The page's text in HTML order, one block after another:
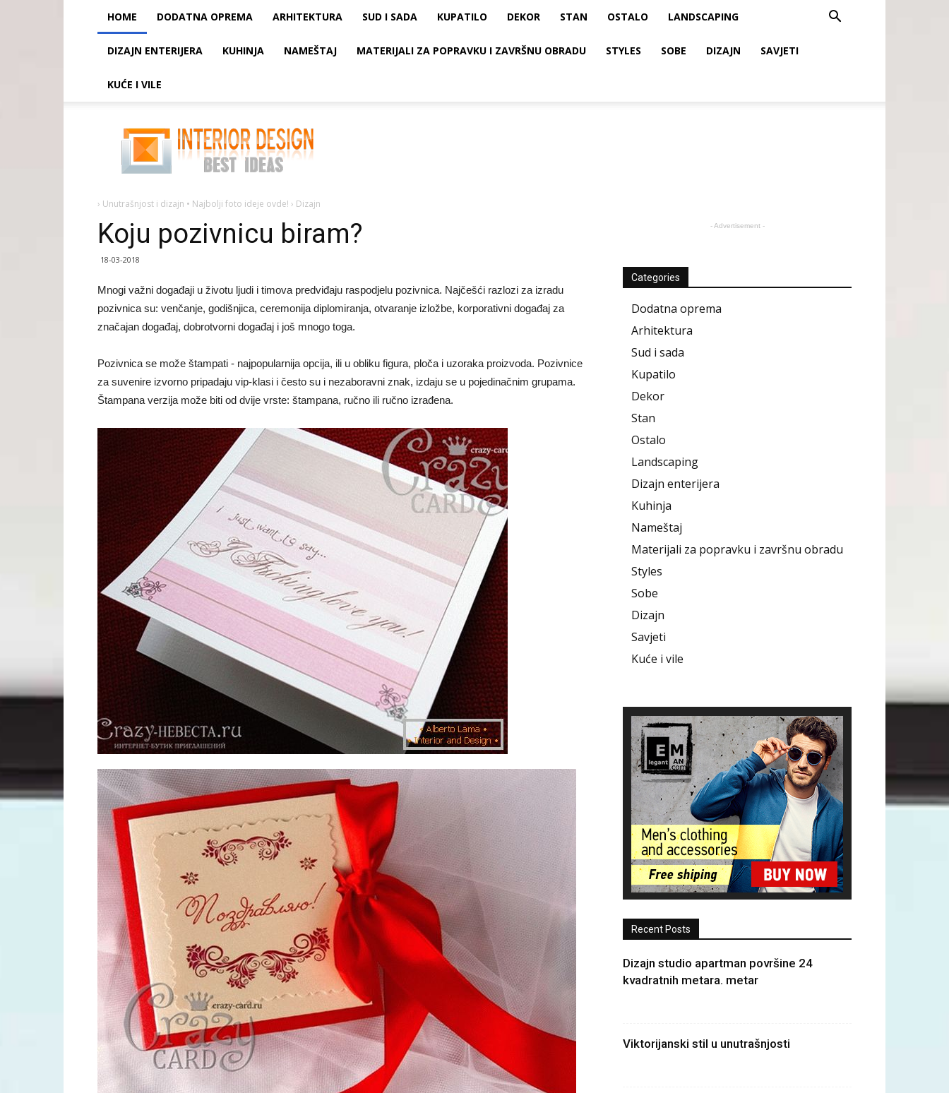
HOME DODATNA OPREMA ARHITEKTURA SUD I SADA KUPATILO DEKOR STAN OSTALO LANDSCAPING
DIZAJN ENTERIJERA KUHINJA NAMEŠTAJ MATERIJALI ZA POPRAVKU I ZAVRŠNU OBRADU STYLES SOBE DIZAJN SAVJETI
KUĆE I VILE
pozivnicu
biram?
› Unutrašnjost i dizajn • Najbolji foto ideje ovde! › Dizajn
Koju pozivnicu biram?
18-03-2018
Mnogi važni događaji u životu ljudi i timova predviđaju raspodjelu pozivnica. Najčešći razlozi za izradu
pozivnica su: venčanje, godišnjica, ceremonija diplomiranja, otvaranje izložbe, korporativni događaj za
značajan događaj, dobrotvorni događaj i još mnogo toga.
Pozivnica se može štampati - najpopularnija opcija, ili u obliku figura, ploča i uzoraka proizvoda. Pozivnice
za suvenire izvorno pripadaju vip-klasi i često su i nezaboravni znak, izdaju se u pojedinačnim grupama.
Štampana verzija može biti od dvije vrste: štampana, ručno ili ručno izrađena.
- Advertisement -
Categories
Dodatna oprema
Arhitektura
Sud i sada
Kupatilo
Dekor
Stan
Ostalo
Landscaping
Dizajn enterijera
Kuhinja
Nameštaj
Materijali za popravku i završnu obradu
Styles
Sobe
Dizajn
Savjeti
Kuće i vile
Recent Posts
Dizajn studio apartman površine 24
kvadratnih metara. metar
Viktorijanski stil u unutrašnjosti